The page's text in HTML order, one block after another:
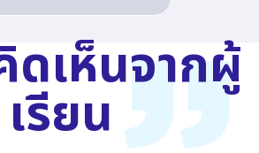
ดเห็นจากผู้
เรียน